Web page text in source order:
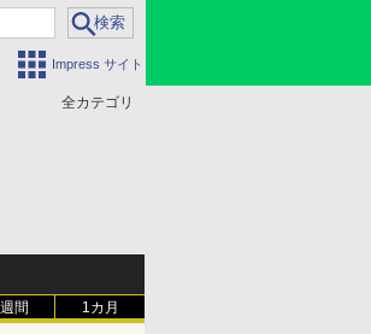
Impress サイト
全カテゴリ
間 1カ月